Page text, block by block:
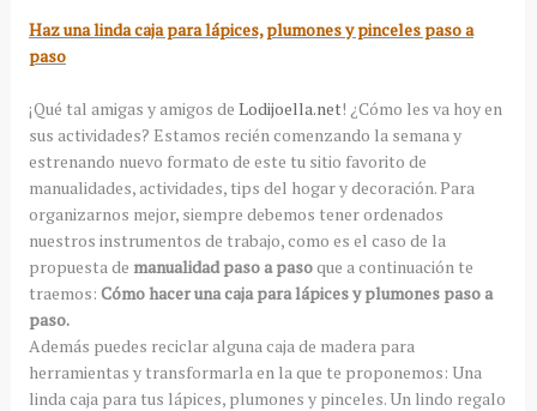
Haz una linda caja para lápices, plumones y pinceles paso a
paso
¡Qué tal amigas y amigos de Lodijoella.net! ¿Cómo les va hoy en
sus actividades? Estamos recién comenzando la semana y
estrenando nuevo formato de este tu sitio favorito de
manualidades, actividades, tips del hogar y decoración. Para
organizarnos mejor, siempre debemos tener ordenados
nuestros instrumentos de trabajo, como es el caso de la
propuesta de manualidad paso a pasoque a continuación te
traemos: Cómo hacer una caja para lápices y plumones paso a
paso.
Además puedes reciclar alguna caja de madera para
herramientas y transformarla en la que te proponemos: Una
linda caja para tus lápices, plumones y pinceles. Un lindo regalo